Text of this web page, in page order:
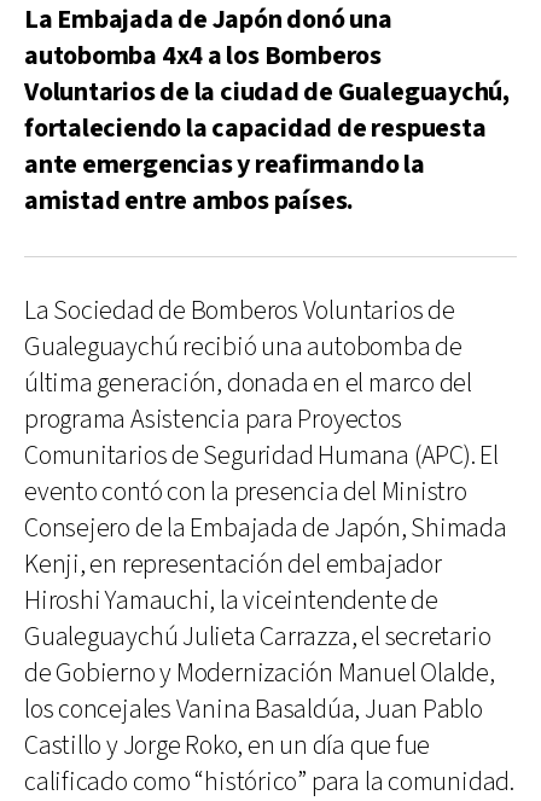
La Embajada de Japón donó una
autobomba 4x4 a los Bomberos
Voluntarios de la ciudad de Gualeguaychú,
fortaleciendo la capacidad de respuesta
ante emergencias y reafirmando la
amistad entre ambos países.
La Sociedad de Bomberos Voluntarios de
Gualeguaychú recibió una autobomba de
última generación, donada en el marco del
programa Asistencia para Proyectos
Comunitarios de Seguridad Humana (APC). El
evento contó con la presencia del Ministro
Consejero de la Embajada de Japón, Shimada
Kenji, en representación del embajador
Hiroshi Yamauchi, la viceintendente de
Gualeguaychú Julieta Carrazza, el secretario
de Gobierno y Modernización Manuel Olalde,
los concejales Vanina Basaldúa, Juan Pablo
Castillo y Jorge Roko, en un día que fue
calificado como “histórico” para la comunidad.